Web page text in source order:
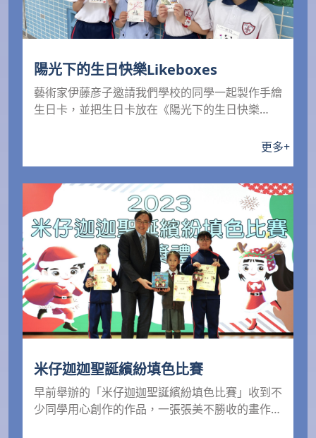
陽光下的生日快樂Likeboxes
藝術家伊藤彦子邀請我們學校的同學一起製作手繪
生日卡，並把生日卡放在《陽光下的生日快樂
更多+
米仔迦迦聖誕繽紛填色比賽
早前舉辦的「米仔迦迦聖誕繽紛填色比賽」收到不
少同學用心創作的作品，一張張美不勝收的畫作為